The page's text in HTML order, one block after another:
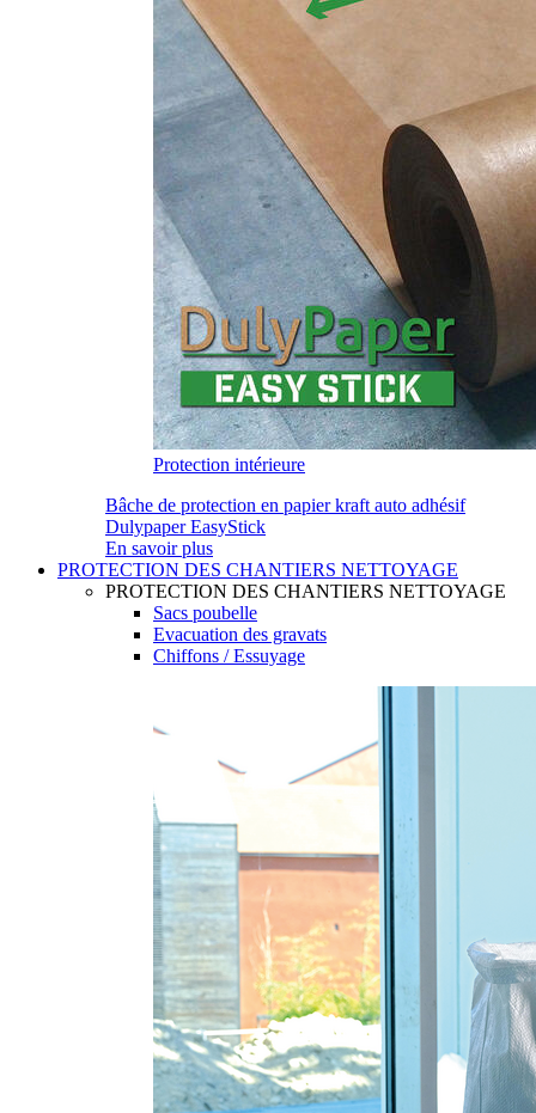
Protection intérieure
Bâche de protection en papier kraft auto adhésif
Dulypaper EasyStick
En savoir plus
PROTECTION DES CHANTIERS NETTOYAGE
PROTECTION DES CHANTIERS NETTOYAGE
Sacs poubelle
Evacuation des gravats
Chiffons / Essuyage